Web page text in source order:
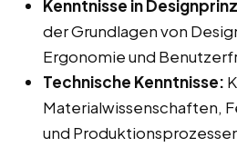
Kenntnisse in
der Grundlagen von
Ergonomie und
Technische Kenntnisse:
Materialwissenschaften,
und